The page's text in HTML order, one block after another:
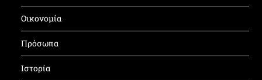
Οικονομία
Πρόσωπα
Ιστορία